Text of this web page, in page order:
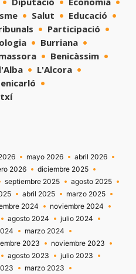
Salut
Educació
Participació
Burriana
Benicàssim
L'Alcora
mayo 2026
abril 2026
2026
diciembre 2025
septiembre 2025
agosto 2025
abril 2025
marzo 2025
2024
noviembre 2024
agosto 2024
julio 2024
marzo 2024
2023
noviembre 2023
agosto 2023
julio 2023
marzo 2023